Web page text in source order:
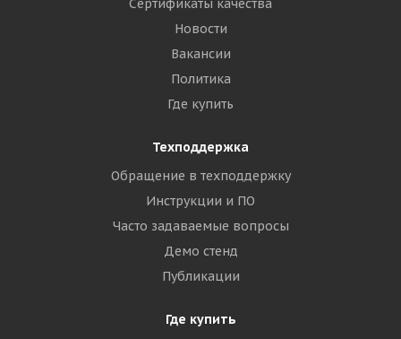
Сертификаты качества
Новости
Вакансии
Политика
Где купить
Техподдержка
Обращение в техподдержку
Инструкции и ПО
Часто задаваемые вопросы
Демо стенд
Публикации
Где купить